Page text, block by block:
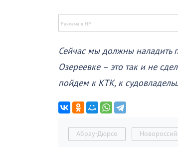
Сейчас мы должны наладить
Озереевке – это так и не
пойдем к КТК, к
Абрау-Дюрсо